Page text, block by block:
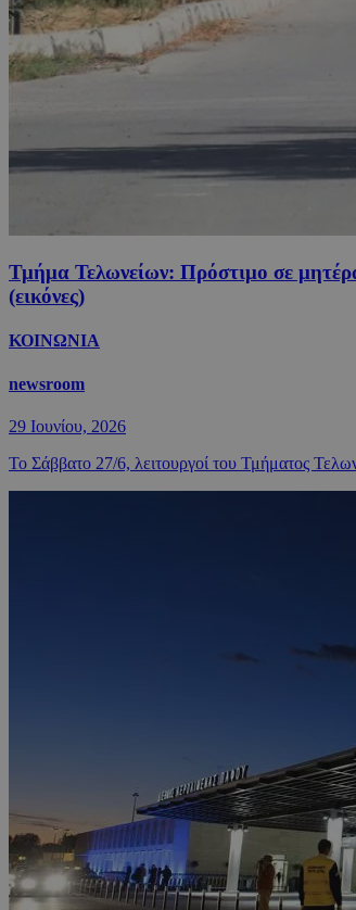
Τμήμα Τελωνείων: Πρόστιμο σε
(εικόνες)
ΚΟΙΝΩΝΙΑ
newsroom
29 Ιουνίου, 2026
Το Σάββατο 27/6, λειτουργοί του Τμήματος